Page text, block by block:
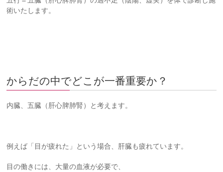
術いたします。
からだの中でどこが一番重要か？
内臓、五臓（肝心脾肺腎）と考えます。
例えば「目が疲れた」という場合、肝臓も疲れています。
目の働きには、大量の血液が必要で、